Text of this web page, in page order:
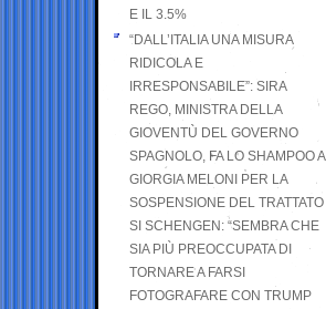
E IL 3.5%
“DALL’ITALIA UNA MISURA
RIDICOLA E
IRRESPONSABILE”: SIRA
REGO, MINISTRA DELLA
GIOVENTÙ DEL GOVERNO
SPAGNOLO, FA LO SHAMPOO A
GIORGIA MELONI PER LA
SOSPENSIONE DEL TRATTATO
SI SCHENGEN: “SEMBRA CHE
SIA PIÙ PREOCCUPATA DI
TORNARE A FARSI
FOTOGRAFARE CON TRUMP